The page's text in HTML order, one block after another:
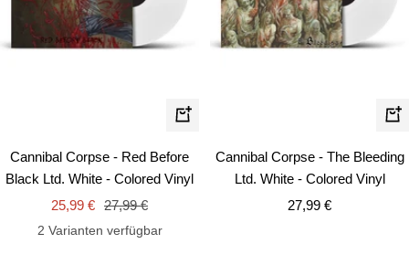
In
Warenkorb
Cannibal Corpse - Red Before
Black Ltd. White - Colored Vinyl
Angebotspreis
25,99 € Regulärer
Preis
27,99 €
2 Varianten verfügbar
In
Cannibal Corpse - The Bleeding
Ltd. White - Colored Vinyl
Angebotspreis
27,99 €